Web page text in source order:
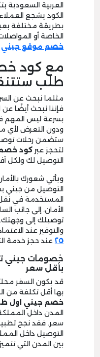
العربية السعودية
الكود يشجع
بطريقة مختلفة
الخاصة أو
خصم موقع جيني
مع كود
طلب
مثلما نبحث عن
فإننا نبحث أيضًا عن
بسرعة ليس المهم
ودون التعرض لأي
ستضمن رحلات
لتحجز عبر كود
التوصيل لك ولكل
ويأتي شعورك
التوصيل من جيني
المستخدمة في نقل
الأمان، إلى جانب
توصيلك إلى وجهتك.
والتوفير عند
٢٥ عند حجز خدمة
خصومات جيني
بأقل سعر
قد يكون السفر
بها أقل تكلفة من
خصم جيني اول
المدن داخل
سعر. فقد نجح
التوصيل داخل
بين المدن التي